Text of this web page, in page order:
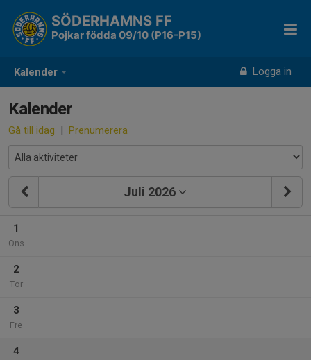
Kalender Logga in
SÖDERHAMNS FF
Pojkar födda 09/10 (P16-P15)
Kalender
Gå till idag | Prenumerera
Juli 2026
1
Ons
2
Tor
3
Fre
4